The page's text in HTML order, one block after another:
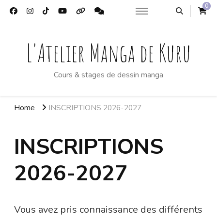
0
L'Atelier Manga de Kuru
Cours & stages de dessin manga
Home INSCRIPTIONS 2026-2027
INSCRIPTIONS
2026-2027
Vous avez pris connaissance des différents